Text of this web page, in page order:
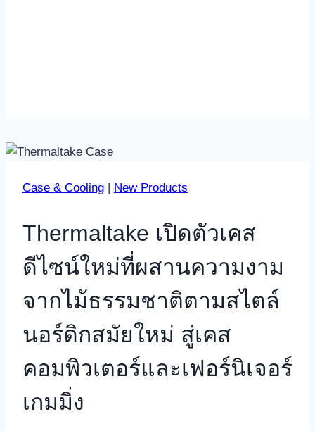
Case & Cooling | New Products
Thermaltake เปิดตัวเคส
ดีไซน์ใหม่ที่ผสานความงาม
จากไม้ธรรมชาติตามสไตล์
นอร์ดิกสมัยใหม่ สู่เคส
คอมพิวเตอร์และเฟอร์นิเจอร์
เกมมิ่ง